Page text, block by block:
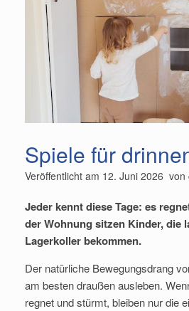
Spiele für
Veröffentlicht am 12. Juni 2026 von
Jeder kennt diese Tage: es
der Wohnung sitzen Kinder, die
Lagerkoller bekommen.
Der natürliche Bewegungsdrang
am besten draußen ausleben.
regnet und stürmt, bleiben nur die